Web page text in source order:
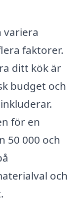
variera
faktorer.
ditt kök är
budget och
för en
50 000 och
och